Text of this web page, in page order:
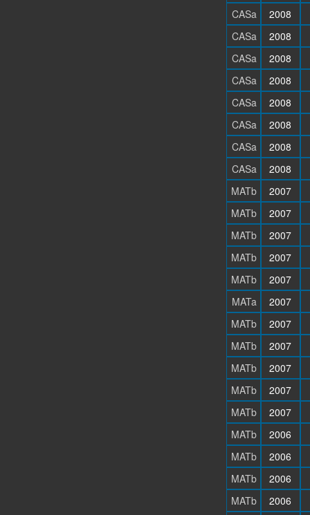
CASa
2008
CASa
2008
CASa
2008
CASa
2008
CASa
2008
CASa
2008
CASa
2008
CASa
2008
MATb
2007
MATb
2007
MATb
2007
MATb
2007
MATb
2007
MATa
2007
MATb
2007
MATb
2007
MATb
2007
MATb
2007
MATb
2007
MATb
2006
MATb
2006
MATb
2006
MATb
2006